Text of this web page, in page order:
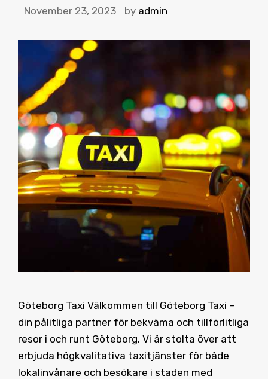
November 23, 2023 by admin
Göteborg Taxi Välkommen till Göteborg Taxi –
din pålitliga partner för bekväma och tillförlitliga
resor i och runt Göteborg. Vi är stolta över att
erbjuda högkvalitativa taxitjänster för både
lokalinvånare och besökare i staden med